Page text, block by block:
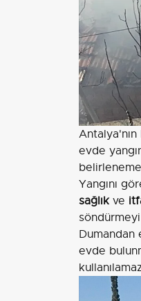
evde
Yangını
sağlıkve
söndürmeyi
Dumandan
evde